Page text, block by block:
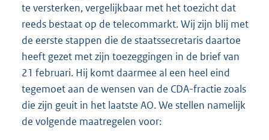
te versterken, vergelijkbaar met het toezicht dat
reeds bestaat op de telecommarkt. Wij zijn blij met
de eerste stappen die de staatssecretaris daartoe
heeft gezet met zijn toezeggingen in de brief van
21 februari. Hij komt daarmee al een heel eind
tegemoet aan de wensen van de CDA-fractie zoals
die zijn geuit in het laatste AO. We stellen namelijk
de volgende maatregelen voor: